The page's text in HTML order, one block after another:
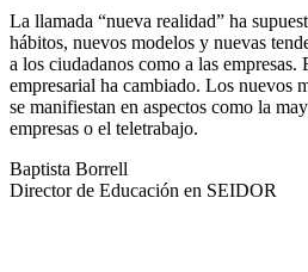
La llamada “nueva realidad” ha
hábitos, nuevos modelos y nuevas
a los ciudadanos como a las
empresarial ha cambiado. Los nuevos
se manifiestan en aspectos como la
empresas o el teletrabajo.
Baptista Borrell
Director de Educación en SEIDOR